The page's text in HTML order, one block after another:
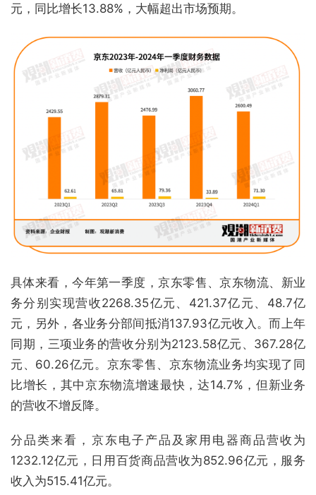
元，同比增长13.88%，大幅超出市场预期。
具体来看，今年第一季度，京东零售、京东物流、新业
务分别实现营收2268.35亿元、421.37亿元、48.7亿
元，另外，各业务分部间抵消137.93亿元收入。而上年
同期，三项业务的营收分别为2123.58亿元、367.28亿
元、60.26亿元。京东零售、京东物流业务均实现了同
比增长，其中京东物流增速最快，达14.7%，但新业务
的营收不增反降。
分品类来看，京东电子产品及家用电器商品营收为
1232.12亿元，日用百货商品营收为852.96亿元，服务
收入为515.41亿元。